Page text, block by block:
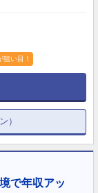
狙い目！
）
で年収アッ